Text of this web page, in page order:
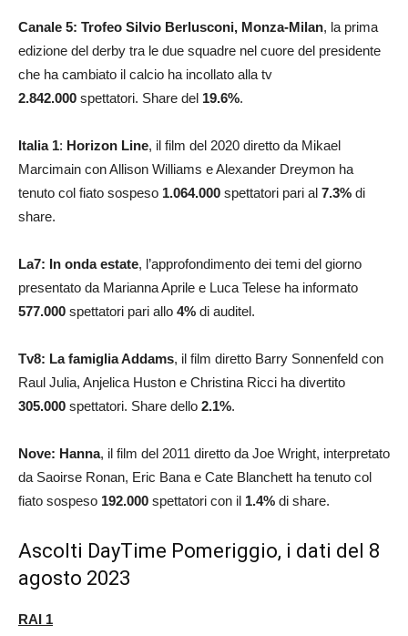
Canale 5: Trofeo Silvio Berlusconi, Monza-Milan, la prima
edizione del derby tra le due squadre nel cuore del presidente
che ha cambiato il calcio ha incollato alla tv
2.842.000 spettatori. Share del 19.6%.
Italia 1: Horizon Line, il film del 2020 diretto da Mikael
Marcimain con Allison Williams e Alexander Dreymon ha
tenuto col fiato sospeso 1.064.000 spettatori pari al 7.3% di
share.
La7: In onda estate, l’approfondimento dei temi del giorno
presentato da Marianna Aprile e Luca Telese ha informato
577.000 spettatori pari allo 4% di auditel.
Tv8: La famiglia Addams, il film diretto Barry Sonnenfeld con
Raul Julia, Anjelica Huston e Christina Ricci ha divertito
305.000 spettatori. Share dello 2.1%.
Nove: Hanna, il film del 2011 diretto da Joe Wright, interpretato
da Saoirse Ronan, Eric Bana e Cate Blanchett ha tenuto col
fiato sospeso 192.000 spettatori con il 1.4% di share.
Ascolti DayTime Pomeriggio, i dati del 8
agosto 2023
RAI 1